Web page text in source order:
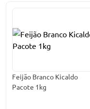
Feijão Branco Kicaldo
Pacote 1kg